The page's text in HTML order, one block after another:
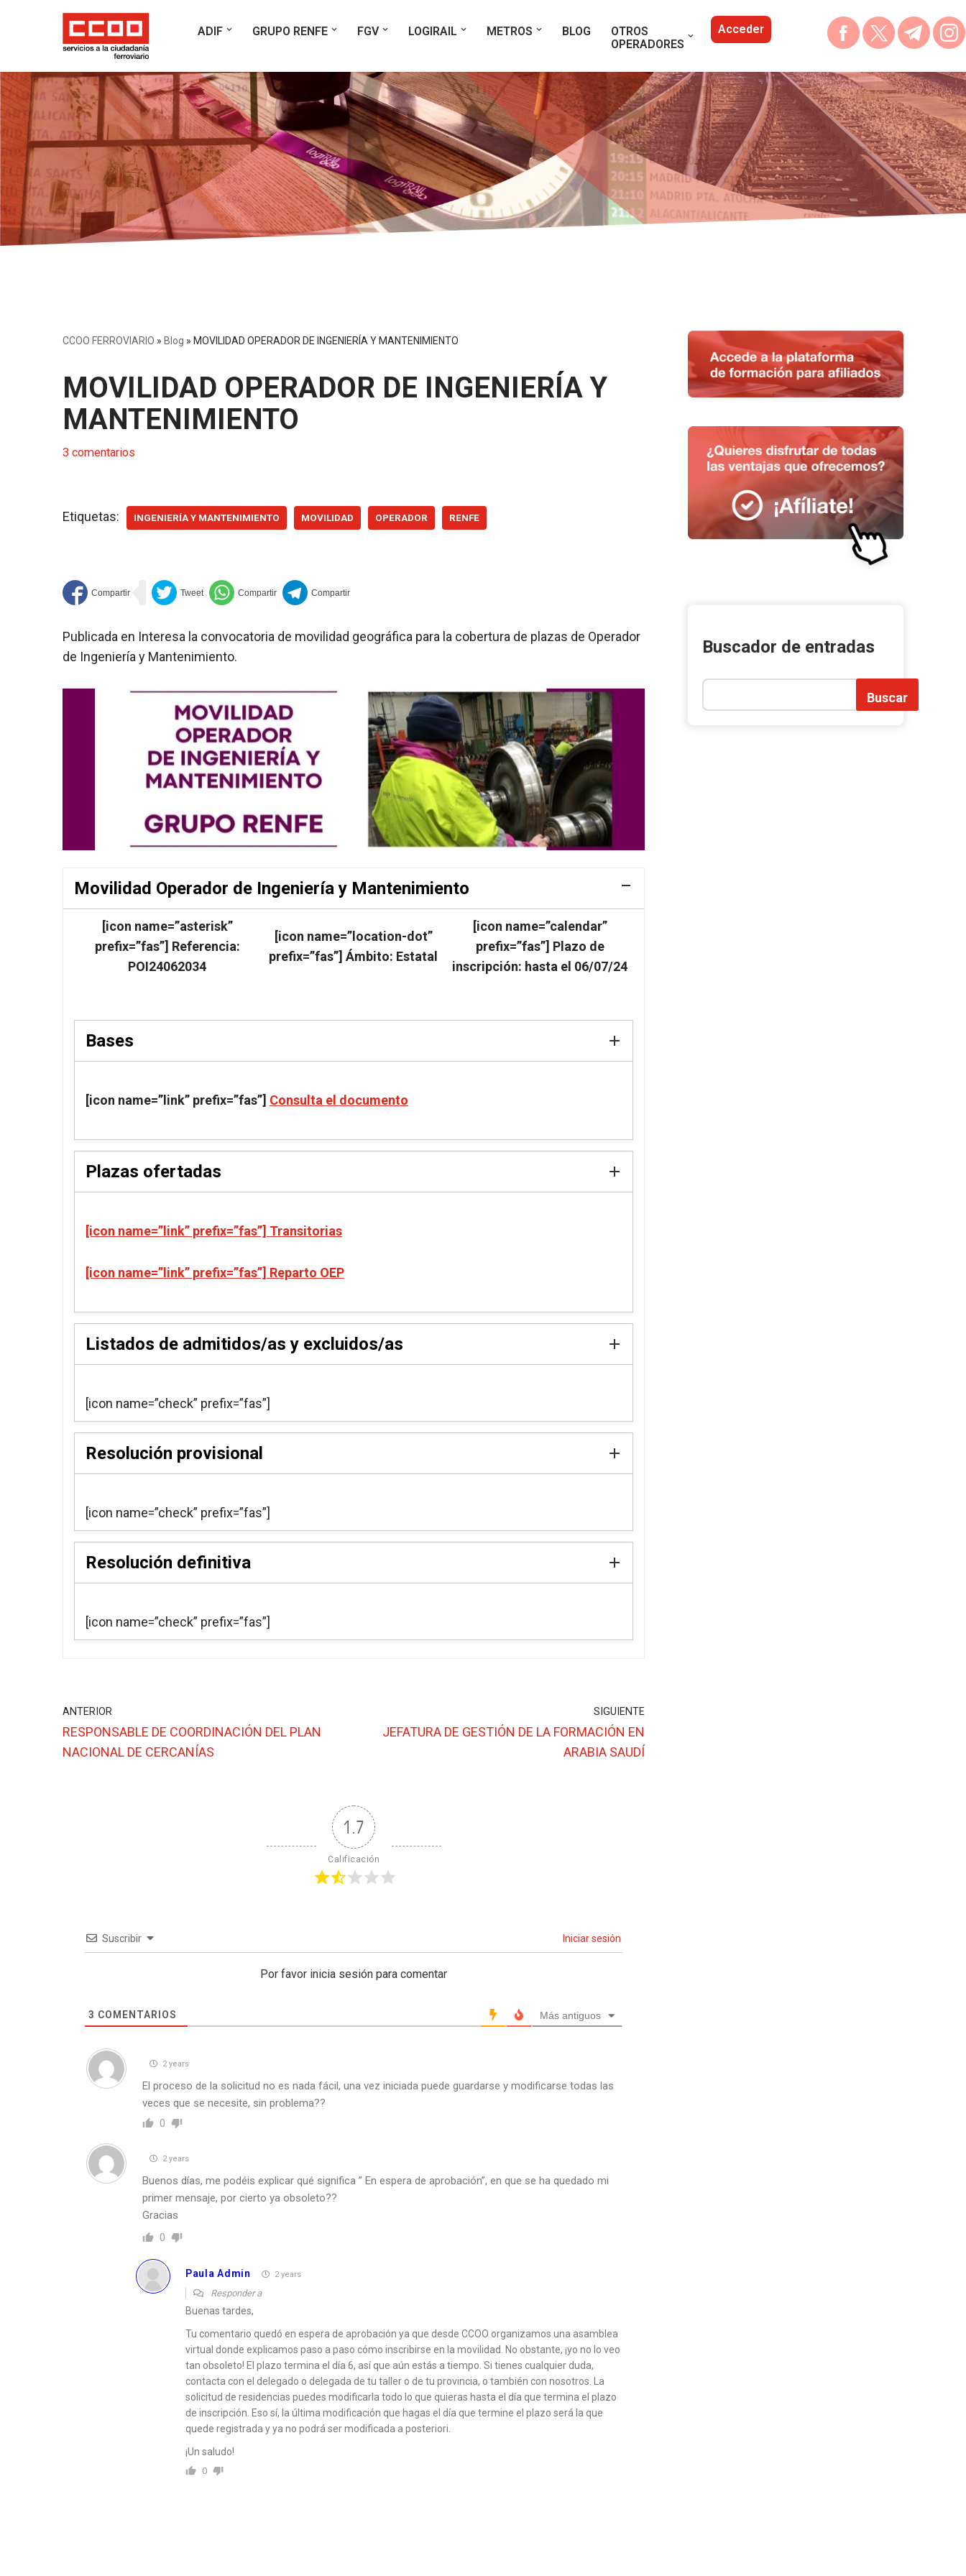
contenido
ADIF GRUPO RENFE FGV LOGIRAIL METROS BLOG
OTROS
OPERADORES
Acceder
CCOO FERROVIARIO » Blog » MOVILIDAD OPERADOR DE INGENIERÍA Y MANTENIMIENTO
MOVILIDAD OPERADOR DE INGENIERÍA Y
MANTENIMIENTO
3 comentarios
Etiquetas: INGENIERÍA Y MANTENIMIENTO MOVILIDAD OPERADOR RENFE
Publicada en Interesa la convocatoria de movilidad geográfica para la cobertura de plazas de Operador
de Ingeniería y Mantenimiento.
Movilidad Operador de Ingeniería y Mantenimiento
[icon name=”asterisk”
prefix=”fas”] Referencia:
POI24062034
[icon name=”location-dot”
prefix=”fas”] Ámbito: Estatal
[icon name=”calendar”
prefix=”fas”] Plazo de
inscripción: hasta el 06/07/24
Bases
[icon name=”link” prefix=”fas”] Consulta el documento
Plazas ofertadas
[icon name=”link” prefix=”fas”] Transitorias
[icon name=”link” prefix=”fas”] Reparto OEP
Listados de admitidos/as y excluidos/as
[icon name=”check” prefix=”fas”]
Resolución provisional
[icon name=”check” prefix=”fas”]
Resolución definitiva
[icon name=”check” prefix=”fas”]
ANTERIOR
RESPONSABLE DE COORDINACIÓN DEL PLAN
NACIONAL DE CERCANÍAS
SIGUIENTE
JEFATURA DE GESTIÓN DE LA FORMACIÓN EN
ARABIA SAUDÍ
1.7
Calificación
Suscribir Iniciar sesión
Por favor inicia sesión para comentar
3 COMENTARIOS Más antiguos
2 years
El proceso de la solicitud no es nada fácil, una vez iniciada puede guardarse y modificarse todas las
veces que se necesite, sin problema??
0
2 years
Buenos días, me podéis explicar qué significa ” En espera de aprobación”, en que se ha quedado mi
primer mensaje, por cierto ya obsoleto??
Gracias
0
Paula Admin 2 years
Responder a
Buenas tardes,
Tu comentario quedó en espera de aprobación ya que desde CCOO organizamos una asamblea
virtual donde explicamos paso a paso cómo inscribirse en la movilidad. No obstante, ¡yo no lo veo
tan obsoleto! El plazo termina el día 6, así que aún estás a tiempo. Si tienes cualquier duda,
contacta con el delegado o delegada de tu taller o de tu provincia, o también con nosotros. La
solicitud de residencias puedes modificarla todo lo que quieras hasta el día que termina el plazo
de inscripción. Eso sí, la última modificación que hagas el día que termine el plazo será la que
quede registrada y ya no podrá ser modificada a posteriori.
¡Un saludo!
0
Buscador de entradas
Buscar